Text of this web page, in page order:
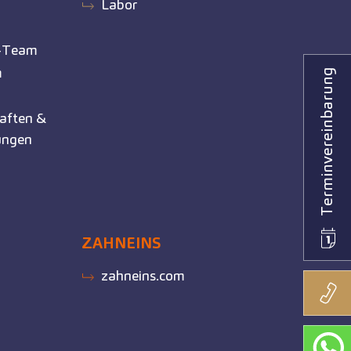
&
Labor
ZAHNEINS
zahneins.com
Terminvereinbarung